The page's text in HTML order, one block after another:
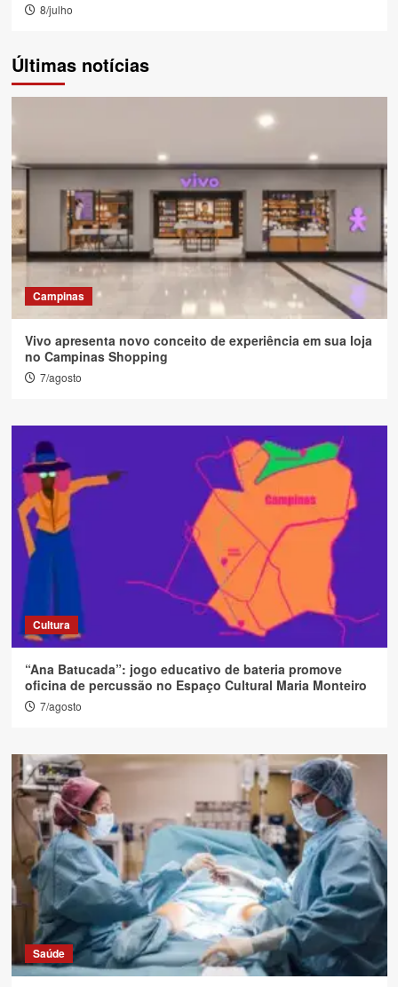
8/julho
Últimas notícias
Campinas
Vivo apresenta novo conceito de experiência em sua loja
no Campinas Shopping
7/agosto
Cultura
“Ana Batucada”: jogo educativo de bateria promove
oficina de percussão no Espaço Cultural Maria Monteiro
7/agosto
Saúde